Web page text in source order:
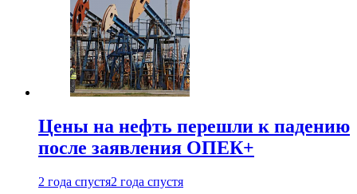
Цены на нефть перешли к падению
после заявления ОПЕК+
2 года спустя2 года спустя